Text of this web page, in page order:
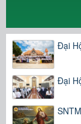
Đại
Đại